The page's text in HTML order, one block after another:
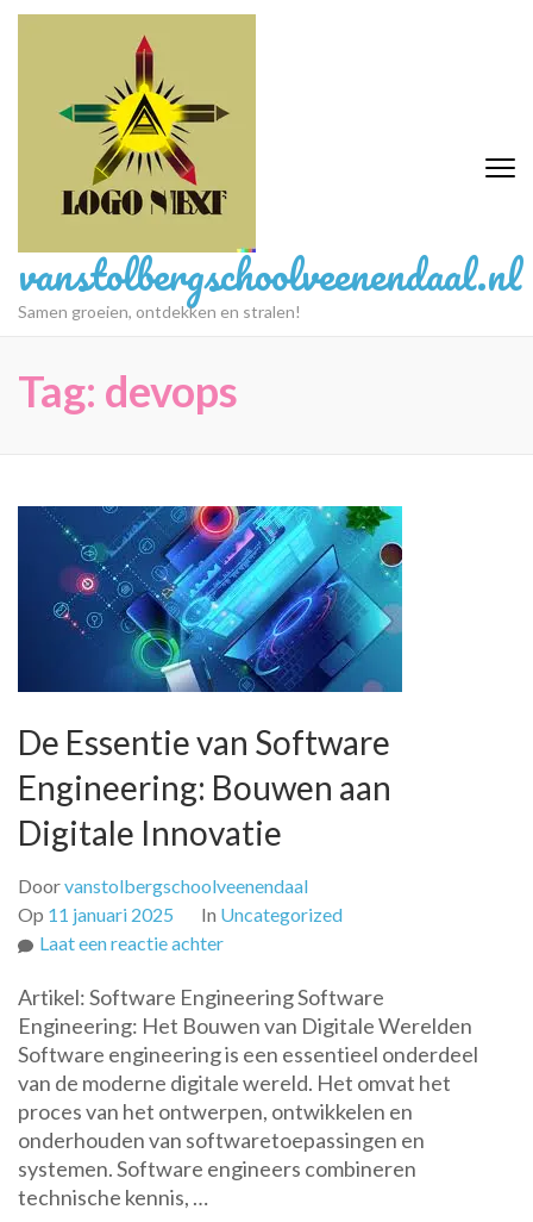
Ga
vanstolbergschoolveenendaal.nl
Samen groeien, ontdekken en stralen!
Tag: devops
De Essentie van Software
Engineering: Bouwen aan
Digitale Innovatie
Doorvanstolbergschoolveenendaal
Op 11 januari 2025 In Uncategorized
Laat een reactie achterop
Essentie
van
Software
Engineering:
Bouwen
aan
Digitale
Artikel: Software Engineering Software
Engineering: Het Bouwen van Digitale Werelden
Software engineering is een essentieel onderdeel
van de moderne digitale wereld. Het omvat het
proces van het ontwerpen, ontwikkelen en
onderhouden van softwaretoepassingen en
systemen. Software engineers combineren
technische kennis, …